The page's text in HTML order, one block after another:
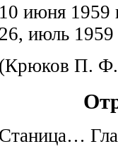
10 июня 1959
26, июль 1959
(Крюков П. Ф.
Станица…